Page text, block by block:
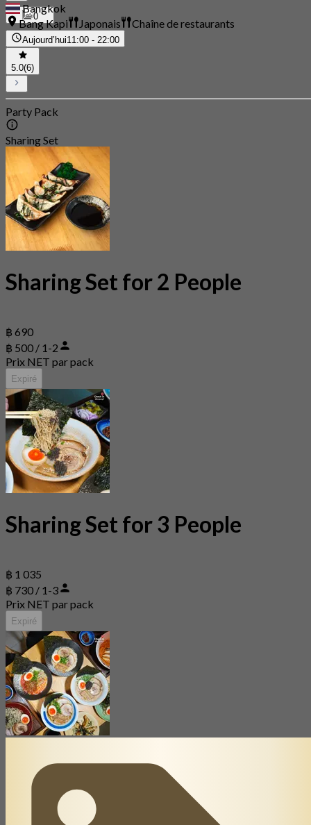
0
Bangkok
Bang Kapi
Japonais Chaîne de restaurants
Aujourd’hui11:00 - 22:00
5.0(6)
Party Pack
Sharing Set
Sharing Set for 2 People
฿ 690
฿ 500 / 1-2
Prix NET par pack
Expiré
Sharing Set for 3 People
฿ 1 035
฿ 730 / 1-3
Prix NET par pack
Expiré